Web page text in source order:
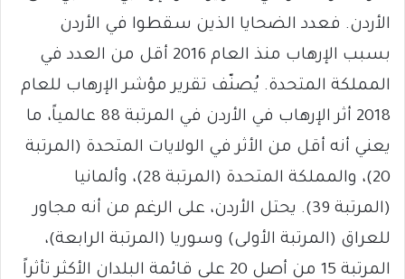
الأردن. فعدد الضحايا الذين سقطوا في الأردن
بسبب الإرهاب منذ العام 2016 أقل من العدد في
المملكة المتحدة. يُصنّف تقرير مؤشر الإرهاب للعام
2018 أثر الإرهاب في الأردن في المرتبة 88 عالمياً، ما
يعني أنه أقل من الأثر في الولايات المتحدة (المرتبة
20)، والمملكة المتحدة (المرتبة 28)، وألمانيا
(المرتبة 39). يحتل الأردن، على الرغم من أنه مجاور
للعراق (المرتبة الأولى) وسوريا (المرتبة الرابعة)،
المرتبة 15 من أصل 20 على قائمة البلدان الأكثر تأثراً